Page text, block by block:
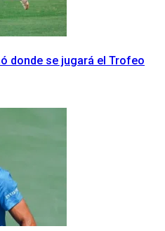
donde se jugará el Trofeo